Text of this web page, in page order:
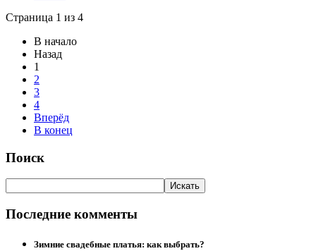
Страница 1 из 4
В начало
Назад
1
2
3
4
Вперёд
В конец
Поиск
Последние комменты
Зимние свадебные платья: как выбрать?